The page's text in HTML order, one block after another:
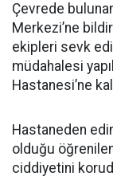
Çevrede
Merkezi’ne
ekipleri sevk
müdahalesi
Hastanesi’ne
Hastaneden
olduğu
ciddiyetini